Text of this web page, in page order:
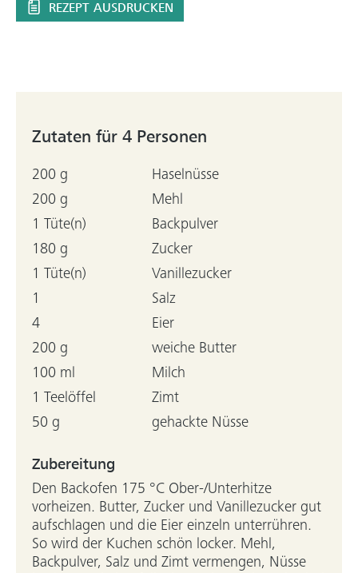
REZEPT AUSDRUCKEN
Zutaten für 4 Personen
200 g
Haselnüsse
200 g
Mehl
1 Tüte(n)
Backpulver
180 g
Zucker
1 Tüte(n)
Vanillezucker
1
Salz
4
Eier
200 g
weiche Butter
100 ml
Milch
1 Teelöffel
Zimt
50 g
gehackte Nüsse
Zubereitung
Den Backofen 175 °C Ober-/Unterhitze
vorheizen. Butter, Zucker und Vanillezucker gut
aufschlagen und die Eier einzeln unterrühren.
So wird der Kuchen schön locker. Mehl,
Backpulver, Salz und Zimt vermengen, Nüsse